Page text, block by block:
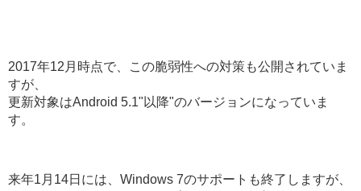
2017年12月時点で、この脆弱性への対策も公開されていま
すが、
更新対象はAndroid 5.1"以降"のバージョンになっていま
す。
来年1月14日には、Windows 7のサポートも終了しますが、